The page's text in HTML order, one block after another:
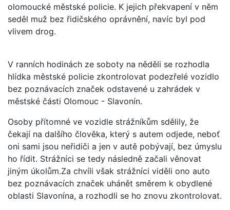
olomoucké městské policie. K jejich překvapení v něm
seděl muž bez řidičského oprávnění, navíc byl pod
vlivem drog.
V ranních hodinách ze soboty na něděli se rozhodla
hlídka městské policie zkontrolovat podezřelé vozidlo
bez poznávacích značek odstavené u zahrádek v
městské části Olomouc - Slavonín.
Osoby přítomné ve vozidle strážníkům sdělily, že
čekají na dalšího člověka, který s autem odjede, neboť
oni sami jsou neřidiči a jen v autě pobývají, bez úmyslu
ho řídit. Strážníci se tedy následně začali věnovat
jiným úkolům.Za chvíli však strážníci viděli ono auto
bez poznávacích značek uhánět směrem k obydlené
oblasti Slavonína, a rozhodli se ho znovu zkontrolovat.